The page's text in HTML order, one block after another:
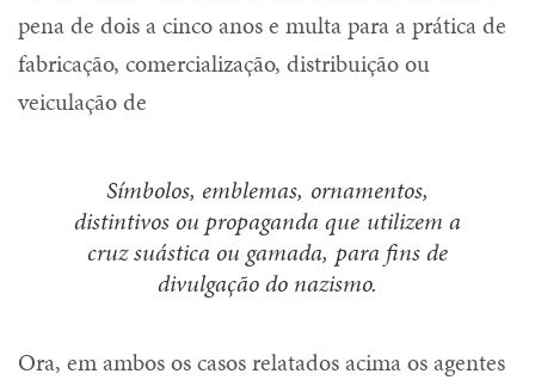
pena de dois a cinco anos e multa para a prática de
fabricação, comercialização, distribuição ou
veiculação de
Símbolos, emblemas, ornamentos,
distintivos ou propaganda que utilizem a
cruz suástica ou gamada, para fins de
divulgação do nazismo.
Ora, em ambos os casos relatados acima os agentes